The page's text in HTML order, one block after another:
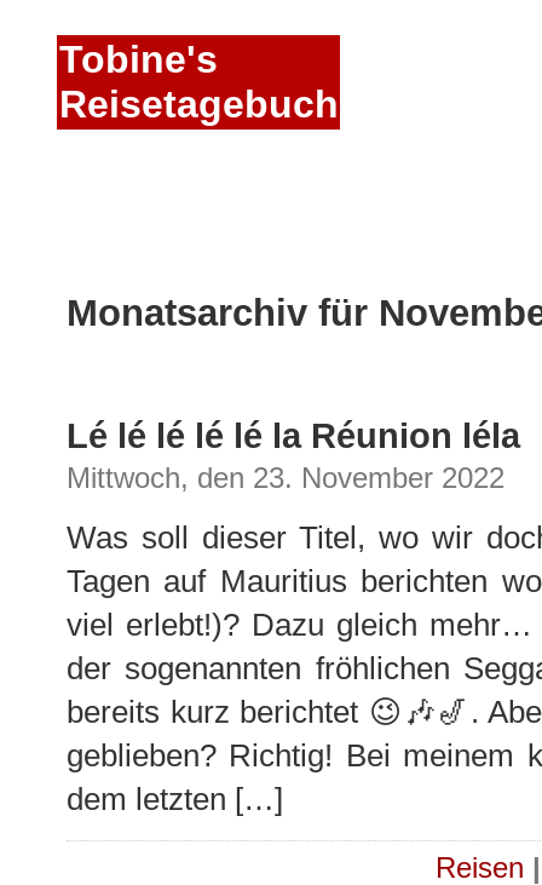
Tobine's
Reisetagebuch
Monatsarchiv für
Lé lé lé lé lé la Réunion léla
Mittwoch, den 23. November 2022
Was soll dieser Titel, wo wir
Tagen auf Mauritius berichten
viel erlebt!)? Dazu gleich
der sogenannten fröhlichen
bereits kurz berichtet 😉🎶🎷.
geblieben? Richtig! Bei meinem
dem letzten […]
Reisen |